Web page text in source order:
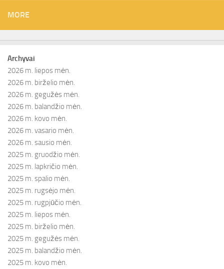
MORE
Archyvai
2026 m. liepos mėn.
2026 m. birželio mėn.
2026 m. gegužės mėn.
2026 m. balandžio mėn.
2026 m. kovo mėn.
2026 m. vasario mėn.
2026 m. sausio mėn.
2025 m. gruodžio mėn.
2025 m. lapkričio mėn.
2025 m. spalio mėn.
2025 m. rugsėjo mėn.
2025 m. rugpjūčio mėn.
2025 m. liepos mėn.
2025 m. birželio mėn.
2025 m. gegužės mėn.
2025 m. balandžio mėn.
2025 m. kovo mėn.